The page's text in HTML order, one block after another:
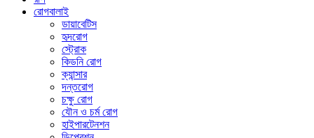
রোগবালাই
ডায়াবেটিস
হৃদরোগ
স্ট্রোক
কিডনি রোগ
ক্যান্সার
দন্তরোগ
চক্ষু রোগ
যৌন ও চর্ম রোগ
হাইপারটেনশন